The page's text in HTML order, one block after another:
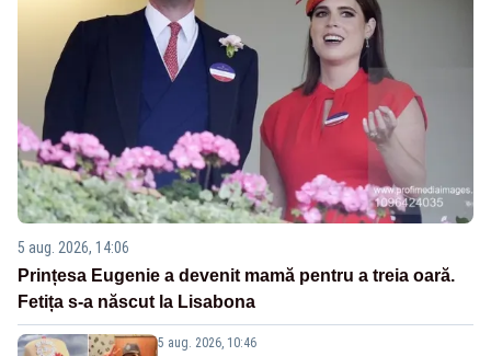
5 aug. 2026, 14:06
Prințesa Eugenie a devenit mamă pentru a treia oară.
Fetița s-a născut la Lisabona
5 aug. 2026, 10:46